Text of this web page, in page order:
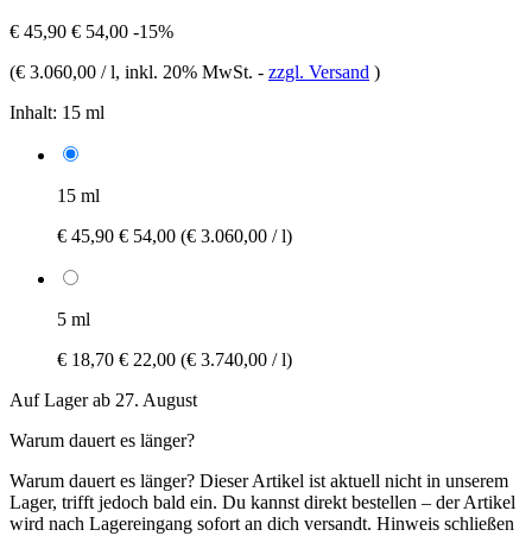
€ 45,90 € 54,00 -15%
(€ 3.060,00 / l, inkl. 20% MwSt. - zzgl. Versand )
Inhalt: 15 ml
15 ml
€ 45,90 € 54,00 (€ 3.060,00 / l)
5 ml
€ 18,70 € 22,00 (€ 3.740,00 / l)
Auf Lager ab 27. August
Warum dauert es länger?
Warum dauert es länger? Dieser Artikel ist aktuell nicht in unserem
Lager, trifft jedoch bald ein. Du kannst direkt bestellen – der Artikel
wird nach Lagereingang sofort an dich versandt. Hinweis schließen